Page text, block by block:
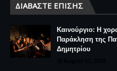
ΔΙΑΒΆΣΤΕ ΕΠΊΣΗΣ
Καινούργιο: Η
Παράκληση της
Δημητρίου